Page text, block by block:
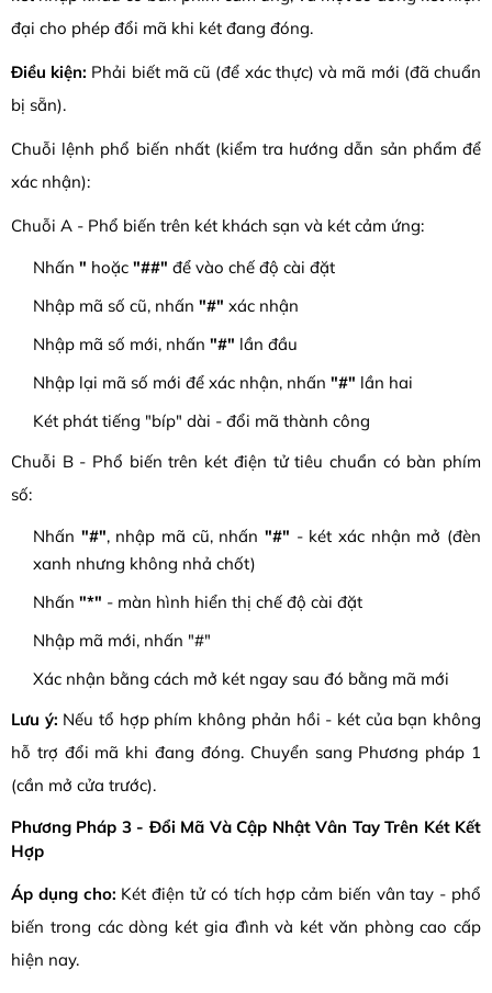
đại cho phép đổi mã khi két đang đóng.
Điều kiện: Phải biết mã cũ (để xác thực) và mã mới (đã chuẩn
bị sẵn).
Chuỗi lệnh phổ biến nhất (kiểm tra hướng dẫn sản phẩm để
xác nhận):
Chuỗi A - Phổ biến trên két khách sạn và két cảm ứng:
Nhấn " hoặc "##" để vào chế độ cài đặt
Nhập mã số cũ, nhấn "#" xác nhận
Nhập mã số mới, nhấn "#" lần đầu
Nhập lại mã số mới để xác nhận, nhấn "#" lần hai
Két phát tiếng "bíp" dài - đổi mã thành công
Chuỗi B - Phổ biến trên két điện tử tiêu chuẩn có bàn phím
số:
Nhấn "#", nhập mã cũ, nhấn"#" - két xác nhận mở (đèn
xanh nhưng không nhả chốt)
Nhấn "*" - màn hình hiển thị chế độ cài đặt
Nhập mã mới, nhấn "#"
Xác nhận bằng cách mở két ngay sau đó bằng mã mới
Lưu ý: Nếu tổ hợp phím không phản hồi - két của bạn không
hỗ trợ đổi mã khi đang đóng. Chuyển sang Phương pháp 1
(cần mở cửa trước).
Phương Pháp 3 - Đổi Mã Và Cập Nhật Vân Tay Trên Két Kết
Hợp
Áp dụng cho: Két điện tử có tích hợp cảm biến vân tay - phổ
biến trong các dòng két gia đình và két văn phòng cao cấp
hiện nay.